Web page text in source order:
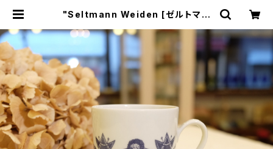
"Seltmann Weiden [ゼルトマン
プ＆ソーサー [CCV-36] | miñan
gos web shop